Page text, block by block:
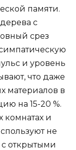
памяти.
с
срез
и уровень
что даже
материалов в
на 15-20 %.
комнатах и
не
открытыми